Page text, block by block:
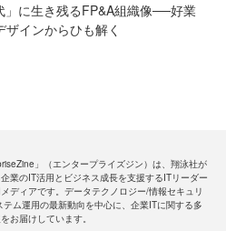
」に生き残るFP&A組織像──好業
インからひも解く
」（エンタープライズジン）は、翔泳社が
業のIT活用とビジネス成長を支援するITリーダー
ディアです。データテクノロジー/情報セキュリ
テム運用の最新動向を中心に、企業ITに関する多
お届けしています。